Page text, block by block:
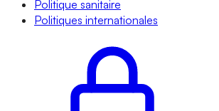
Politique sanitaire
Politiques internationales